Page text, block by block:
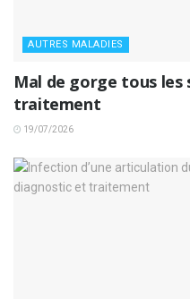
AUTRES MALADIES
Mal de gorge tous les
traitement
19/07/2026